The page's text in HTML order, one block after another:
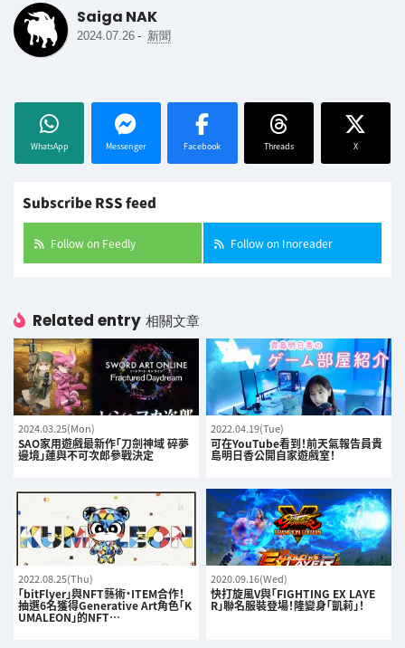
Saiga NAK
2024.07.26 - 新聞
WhatsApp Messenger Facebook Threads X
Subscribe RSS feed
Follow on Feedly Follow on Inoreader
Related entry 相關文章
2024.03.25(Mon)
SAO家用遊戲最新作「刀劍神域 碎夢
邊境」蓮與不可次郎參戰決定
2022.04.19(Tue)
可在YouTube看到！前天氣報告員貴
島明日香公開自家遊戲室！
2022.08.25(Thu)
「bitFlyer」與NFT藝術・ITEM合作！
抽選6名獲得Generative Art角色「K
UMALEON」的NFT…
2020.09.16(Wed)
快打旋風V與「FIGHTING EX LAYE
R」聯名服裝登場！隆變身「凱莉」！